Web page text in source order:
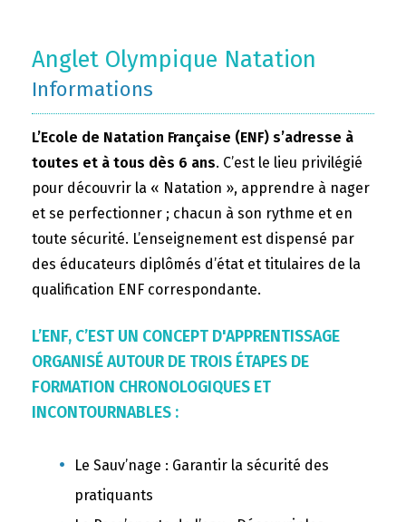
Anglet Olympique Natation
Informations
L’Ecole de Natation Française (ENF) s’adresse à
toutes et à tous dès 6 ans. C’est le lieu privilégié
pour découvrir la « Natation », apprendre à nager
et se perfectionner ; chacun à son rythme et en
toute sécurité. L’enseignement est dispensé par
des éducateurs diplômés d’état et titulaires de la
qualification ENF correspondante.
L’ENF, C’EST UN CONCEPT D'APPRENTISSAGE
ORGANISÉ AUTOUR DE TROIS ÉTAPES DE
FORMATION CHRONOLOGIQUES ET
INCONTOURNABLES :
Le Sauv’nage : Garantir la sécurité des
pratiquants